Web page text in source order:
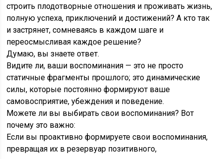
строить плодотворные отношения и проживать жизнь,
полную успеха, приключений и достижений? А кто так
и застрянет, сомневаясь в каждом шаге и
переосмысливая каждое решение?
Думаю, вы знаете ответ.
Видите ли, ваши воспоминания — это не просто
статичные фрагменты прошлого; это динамические
силы, которые постоянно формируют ваше
самовосприятие, убеждения и поведение.
Можете ли вы выбирать свои воспоминания? Вот
почему это важно:
Если вы проактивно формируете свои воспоминания,
превращая их в резервуар позитивного,